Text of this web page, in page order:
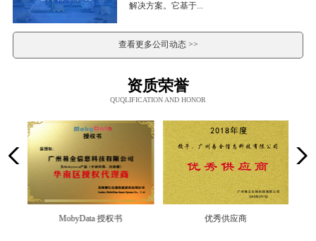
解决方案。它基于...
查看更多公司动态 >>
资质荣誉
QUQLIFICATION AND HONOR
MobyData 授权书 优秀供应商